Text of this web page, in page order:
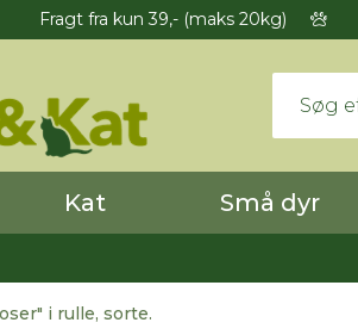
Fragt fra kun 39,- (maks 20kg)
Kat Små dyr
i rulle, sorte.